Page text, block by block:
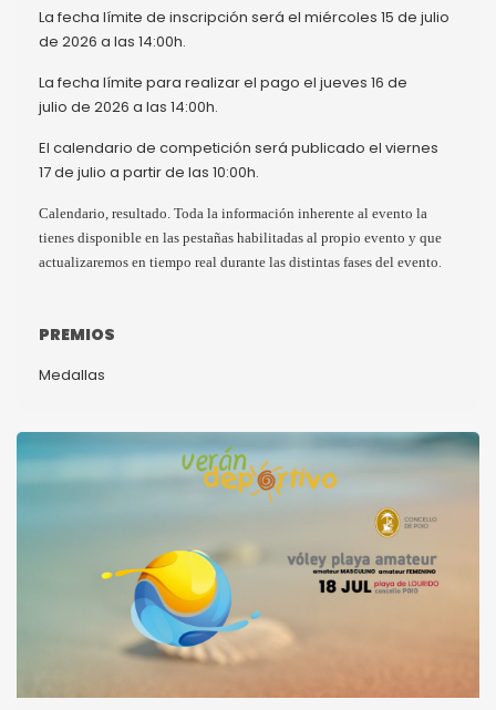
La fecha límite de inscripción será el miércoles 15 de julio
de 2026 a las 14:00h.
La fecha límite para realizar el pago el jueves 16 de
julio de 2026 a las 14:00h.
El calendario de competición será publicado el viernes
17 de julio a partir de las 10:00h.
Calendario, resultado. Toda la información inherente al evento la
tienes disponible en las pestañas habilitadas al propio evento y que
actualizaremos en tiempo real durante las distintas fases del evento.
PREMIOS
Medallas